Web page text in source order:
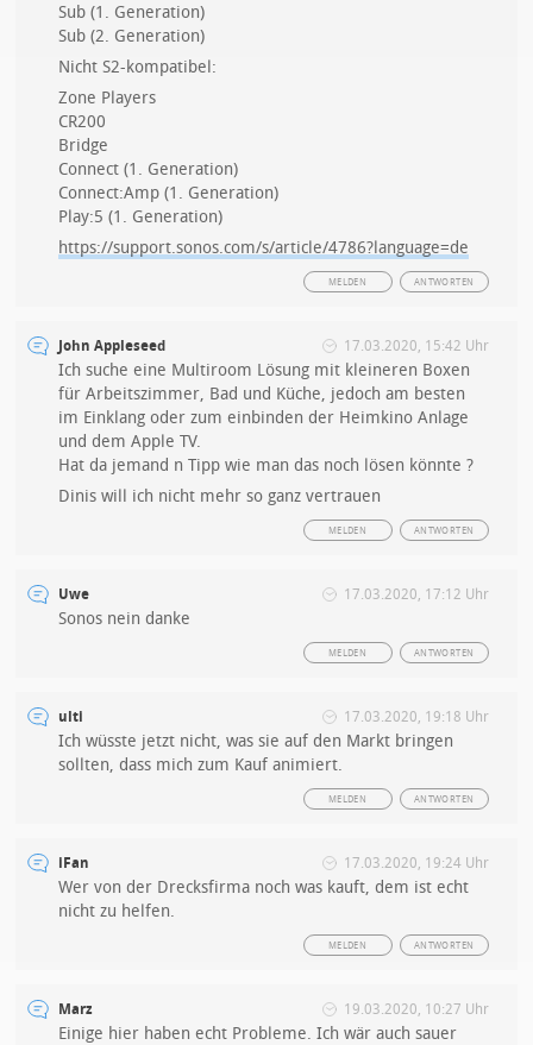
Sub (1. Generation)
Sub (2. Generation)
Nicht S2-kompatibel:
Zone Players
CR200
Bridge
Connect (1. Generation)
Connect:Amp (1. Generation)
Play:5 (1. Generation)
https://support.sonos.com/s/article/4786?language=de
ANTWORTEN
MELDEN
John Appleseed 17.03.2020, 15:42 Uhr
Ich suche eine Multiroom Lösung mit kleineren Boxen
für Arbeitszimmer, Bad und Küche, jedoch am besten
im Einklang oder zum einbinden der Heimkino Anlage
und dem Apple TV.
Hat da jemand n Tipp wie man das noch lösen könnte ?
Dinis will ich nicht mehr so ganz vertrauen
ANTWORTEN
MELDEN
Uwe 17.03.2020, 17:12 Uhr
Sonos nein danke
ANTWORTEN
MELDEN
ulti 17.03.2020, 19:18 Uhr
Ich wüsste jetzt nicht, was sie auf den Markt bringen
sollten, dass mich zum Kauf animiert.
ANTWORTEN
MELDEN
iFan 17.03.2020, 19:24 Uhr
Wer von der Drecksfirma noch was kauft, dem ist echt
nicht zu helfen.
ANTWORTEN
MELDEN
Marz 19.03.2020, 10:27 Uhr
Einige hier haben echt Probleme. Ich wär auch sauer